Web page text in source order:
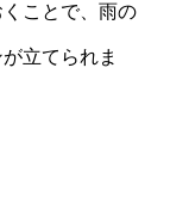
ことで、雨の
立てられま